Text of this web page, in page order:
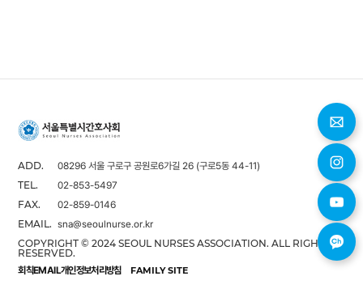
ADD. 08296 서울 구로구 공원로6가길 26 (구로5동 44-11)
TEL. 02-853-5497
FAX. 02-859-0146
EMAIL. sna@seoulnurse.or.kr
COPYRIGHT © 2024 SEOUL NURSES ASSOCIATION. ALL RIGHTS
RESERVED.
회칙EMAIL개인정보처리방침 FAMILY SITE